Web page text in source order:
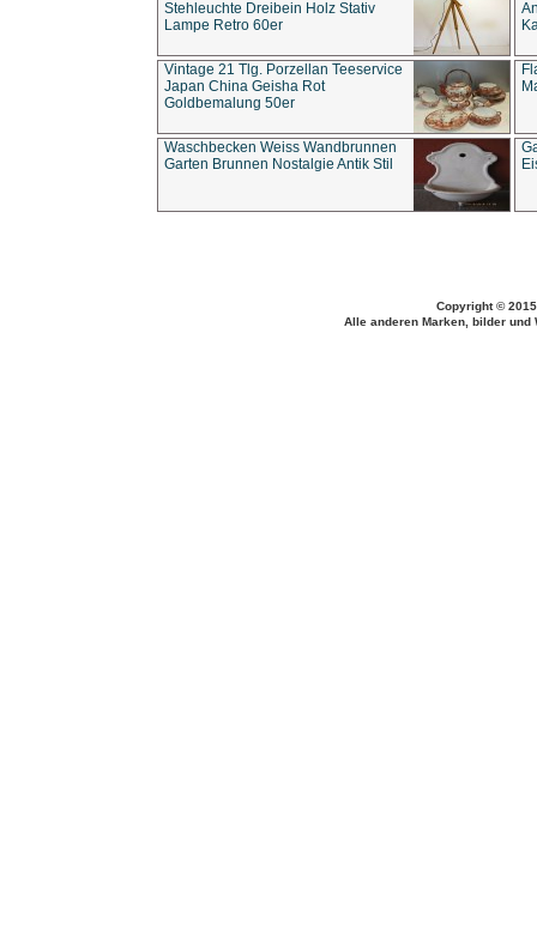
Stehleuchte Dreibein Holz Stativ
Lampe Retro 60er
Vintage 21 Tlg. Porzellan Teeservice
Japan China Geisha Rot
Goldbemalung 50er
Waschbecken Weiss Wandbrunnen
Garten Brunnen Nostalgie Antik Stil
Copyright ©
Alle anderen Marken, bilder und